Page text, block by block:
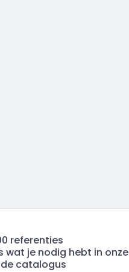
referenties
wat je nodig hebt in onze
catalogus